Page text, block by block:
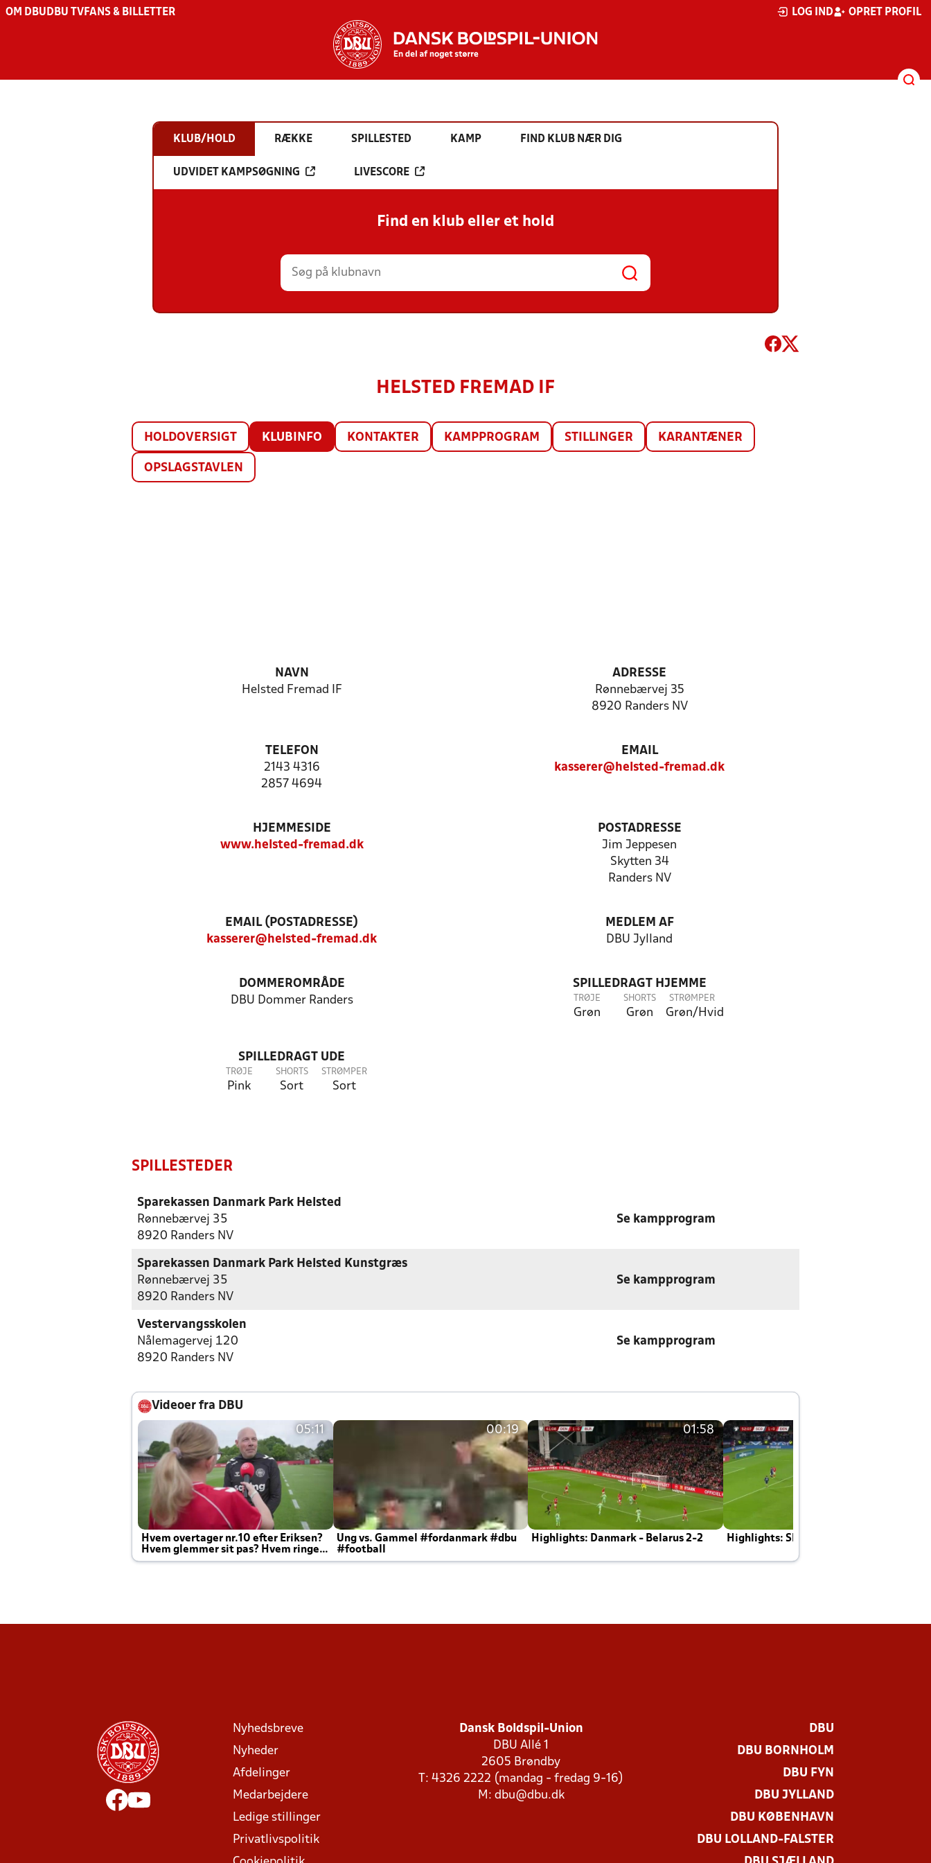
OM DBU DBU TV FANS & BILLETTER LOG IND OPRET PROFIL
KLUB/HOLD RÆKKE SPILLESTED KAMP FIND KLUB NÆR DIG
UDVIDET KAMPSØGNING LIVESCORE
Find en klub eller et hold
HELSTED FREMAD IF
HOLDOVERSIGT KLUBINFO KONTAKTER KAMPPROGRAM STILLINGER KARANTÆNER
OPSLAGSTAVLEN
NAVN
Helsted Fremad IF
ADRESSE
Rønnebærvej 35
8920 Randers NV
TELEFON
2143 4316
2857 4694
EMAIL
kasserer@helsted-fremad.dk
HJEMMESIDE
www.helsted-fremad.dk
POSTADRESSE
Jim Jeppesen
Skytten 34
Randers NV
EMAIL (POSTADRESSE)
kasserer@helsted-fremad.dk
MEDLEM AF
DBU Jylland
DOMMEROMRÅDE
DBU Dommer Randers
SPILLEDRAGT HJEMME
TRØJE
Grøn
SHORTS
Grøn
STRØMPER
Grøn/Hvid
SPILLEDRAGT UDE
TRØJE
Pink
SHORTS
Sort
STRØMPER
Sort
SPILLESTEDER
Sparekassen Danmark Park Helsted
Rønnebærvej 35
8920 Randers NV
Se kampprogram
Sparekassen Danmark Park Helsted Kunstgræs
Rønnebærvej 35
8920 Randers NV
Se kampprogram
Vestervangsskolen
Nålemagervej 120
8920 Randers NV
Se kampprogram
Videoer fra DBU
05:11
Hvem overtager nr.10 efter Eriksen?
Hvem glemmer sit pas? Hvem ringer
Joachim altid til efter kampe?
00:19
Ung vs. Gammel #fordanmark #dbu
#football
01:58
Highlights: Danmark - Belarus 2-2 Highlights: Skotland - Danmark 4-2
Nyhedsbreve
Nyheder
Afdelinger
Medarbejdere
Ledige stillinger
Privatlivspolitik
Dansk Boldspil-Union
DBU Allé 1
2605 Brøndby
T: 4326 2222 (mandag - fredag 9-16)
M: dbu@dbu.dk
DBU
DBU BORNHOLM
DBU FYN
DBU JYLLAND
DBU KØBENHAVN
DBU LOLLAND-FALSTER